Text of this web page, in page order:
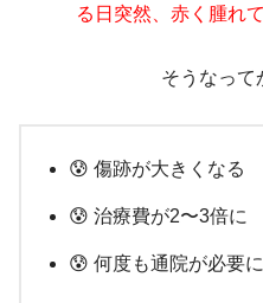
る日突然、赤く腫れ
そうなっ
😰 傷跡が大きくなる
😰 治療費が2〜3倍に
😰 何度も通院が必要に